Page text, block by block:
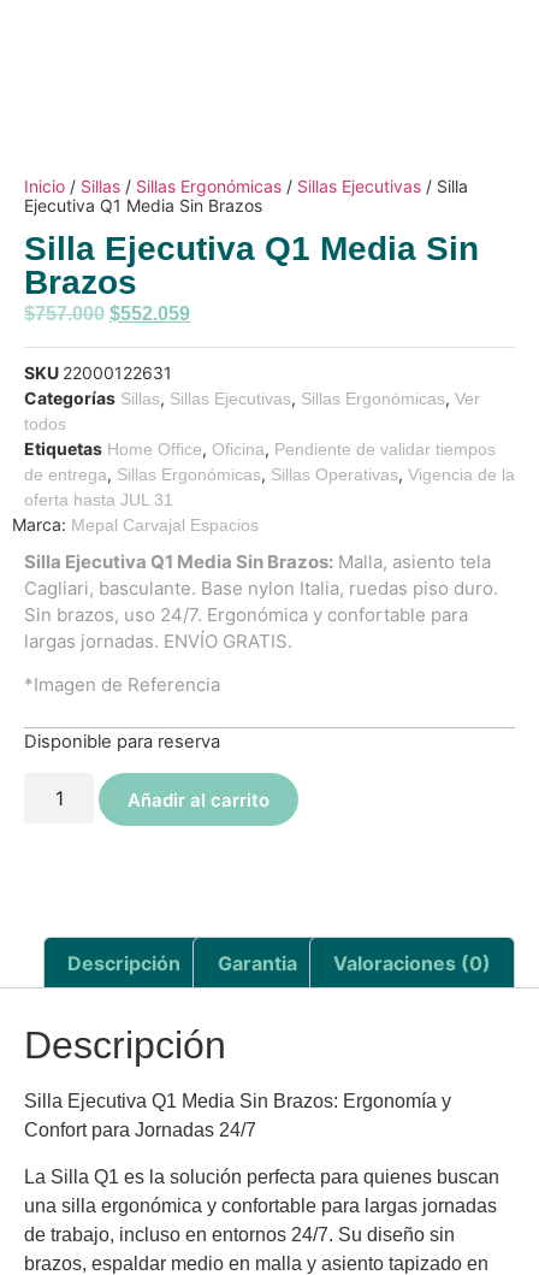
Inicio / Sillas / Sillas Ergonómicas / Sillas Ejecutivas / Silla
Ejecutiva Q1 Media Sin Brazos
Silla Ejecutiva Q1 Media Sin
Brazos
$757.000 $552.059
SKU 22000122631
Categorías Sillas, Sillas Ejecutivas, Sillas Ergonómicas, Ver
todos
Etiquetas Home Office, Oficina, Pendiente de validar tiempos
de entrega, Sillas Ergonómicas, Sillas Operativas, Vigencia de la
oferta hasta JUL 31
Marca: Mepal Carvajal Espacios
Silla Ejecutiva Q1 Media Sin Brazos: Malla, asiento tela
Cagliari, basculante. Base nylon Italia, ruedas piso duro.
Sin brazos, uso 24/7. Ergonómica y confortable para
largas jornadas. ENVÍO GRATIS.
*Imagen de Referencia
Disponible para reserva
Añadir al carrito
Descripción Garantia Valoraciones (0)
Descripción
Silla Ejecutiva Q1 Media Sin Brazos: Ergonomía y
Confort para Jornadas 24/7
La Silla Q1 es la solución perfecta para quienes buscan
una silla ergonómica y confortable para largas jornadas
de trabajo, incluso en entornos 24/7. Su diseño sin
brazos, espaldar medio en malla y asiento tapizado en